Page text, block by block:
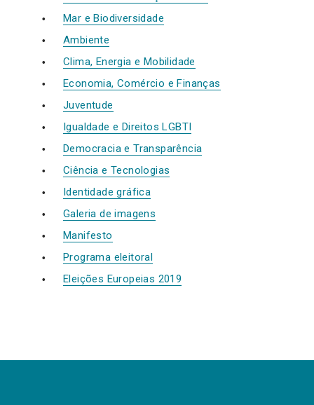
Mar e Biodiversidade
Ambiente
Clima, Energia e Mobilidade
Economia, Comércio e Finanças
Juventude
Igualdade e Direitos LGBTI
Democracia e Transparência
Ciência e Tecnologias
Identidade gráfica
Galeria de imagens
Manifesto
Programa eleitoral
Eleições Europeias 2019